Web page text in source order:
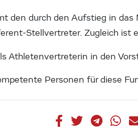
den durch den Aufstieg in
Stellvertreter. Zugleich ist
Athletenvertreterin in den
Personen für diese